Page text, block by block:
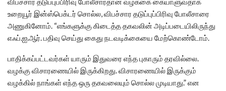
உறையூர் இன்ஸ்பெக்டர் சொல்ல, விபச்சார தடுப்புப்பிரிவு போலீசாரை
அணுகினோம். “எங்களுக்கு கிடைத்த தகவலின் அடிப்படையிலிருந்து
எஃப்.ஐ.ஆர். பதிவு செய்து கைது நடவடிக்கையை மேற்கொண்டோம்.
பாதிக்கப்பட்டவர்கள் யாரும் இதுவரை எந்த புகாரும் தரவில்லை.
வழக்கு விசாரணையில் இருக்கிறது. விசாரணையில் இருக்கும்
வழக்கில் நாங்கள் எந்த ஒரு தகவலையும் சொல்ல முடியாது.” என